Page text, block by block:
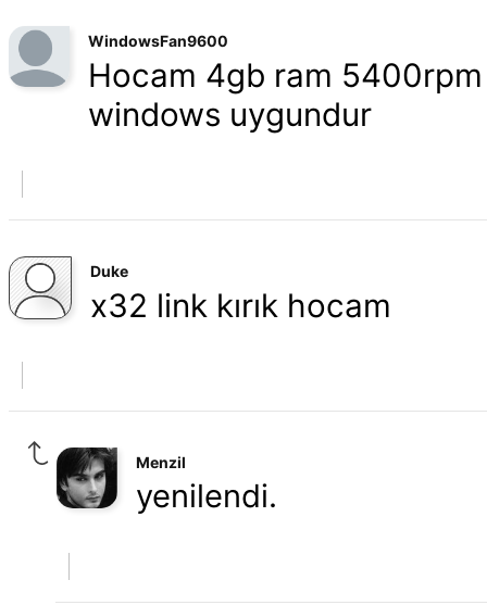
WindowsFan9600
Hocam 4gb ram
windows uygundur
Duke
x32 link kırık hocam
Menzil
yenilendi.